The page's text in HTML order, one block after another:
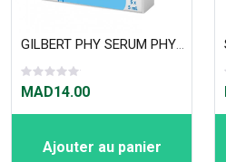
GILBERT PHY SERUM PHYSIOLOGIQUE 5X5ML
MAD14.00
Ajouter au panier